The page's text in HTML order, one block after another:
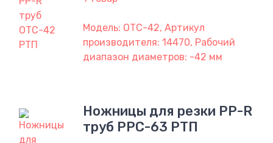
Модель: OTC-42, Артикул
производителя: 14470, Рабочий
диапазон диаметров: -42 мм
Ножницы для резки PP-R
труб PPC-63 РТП